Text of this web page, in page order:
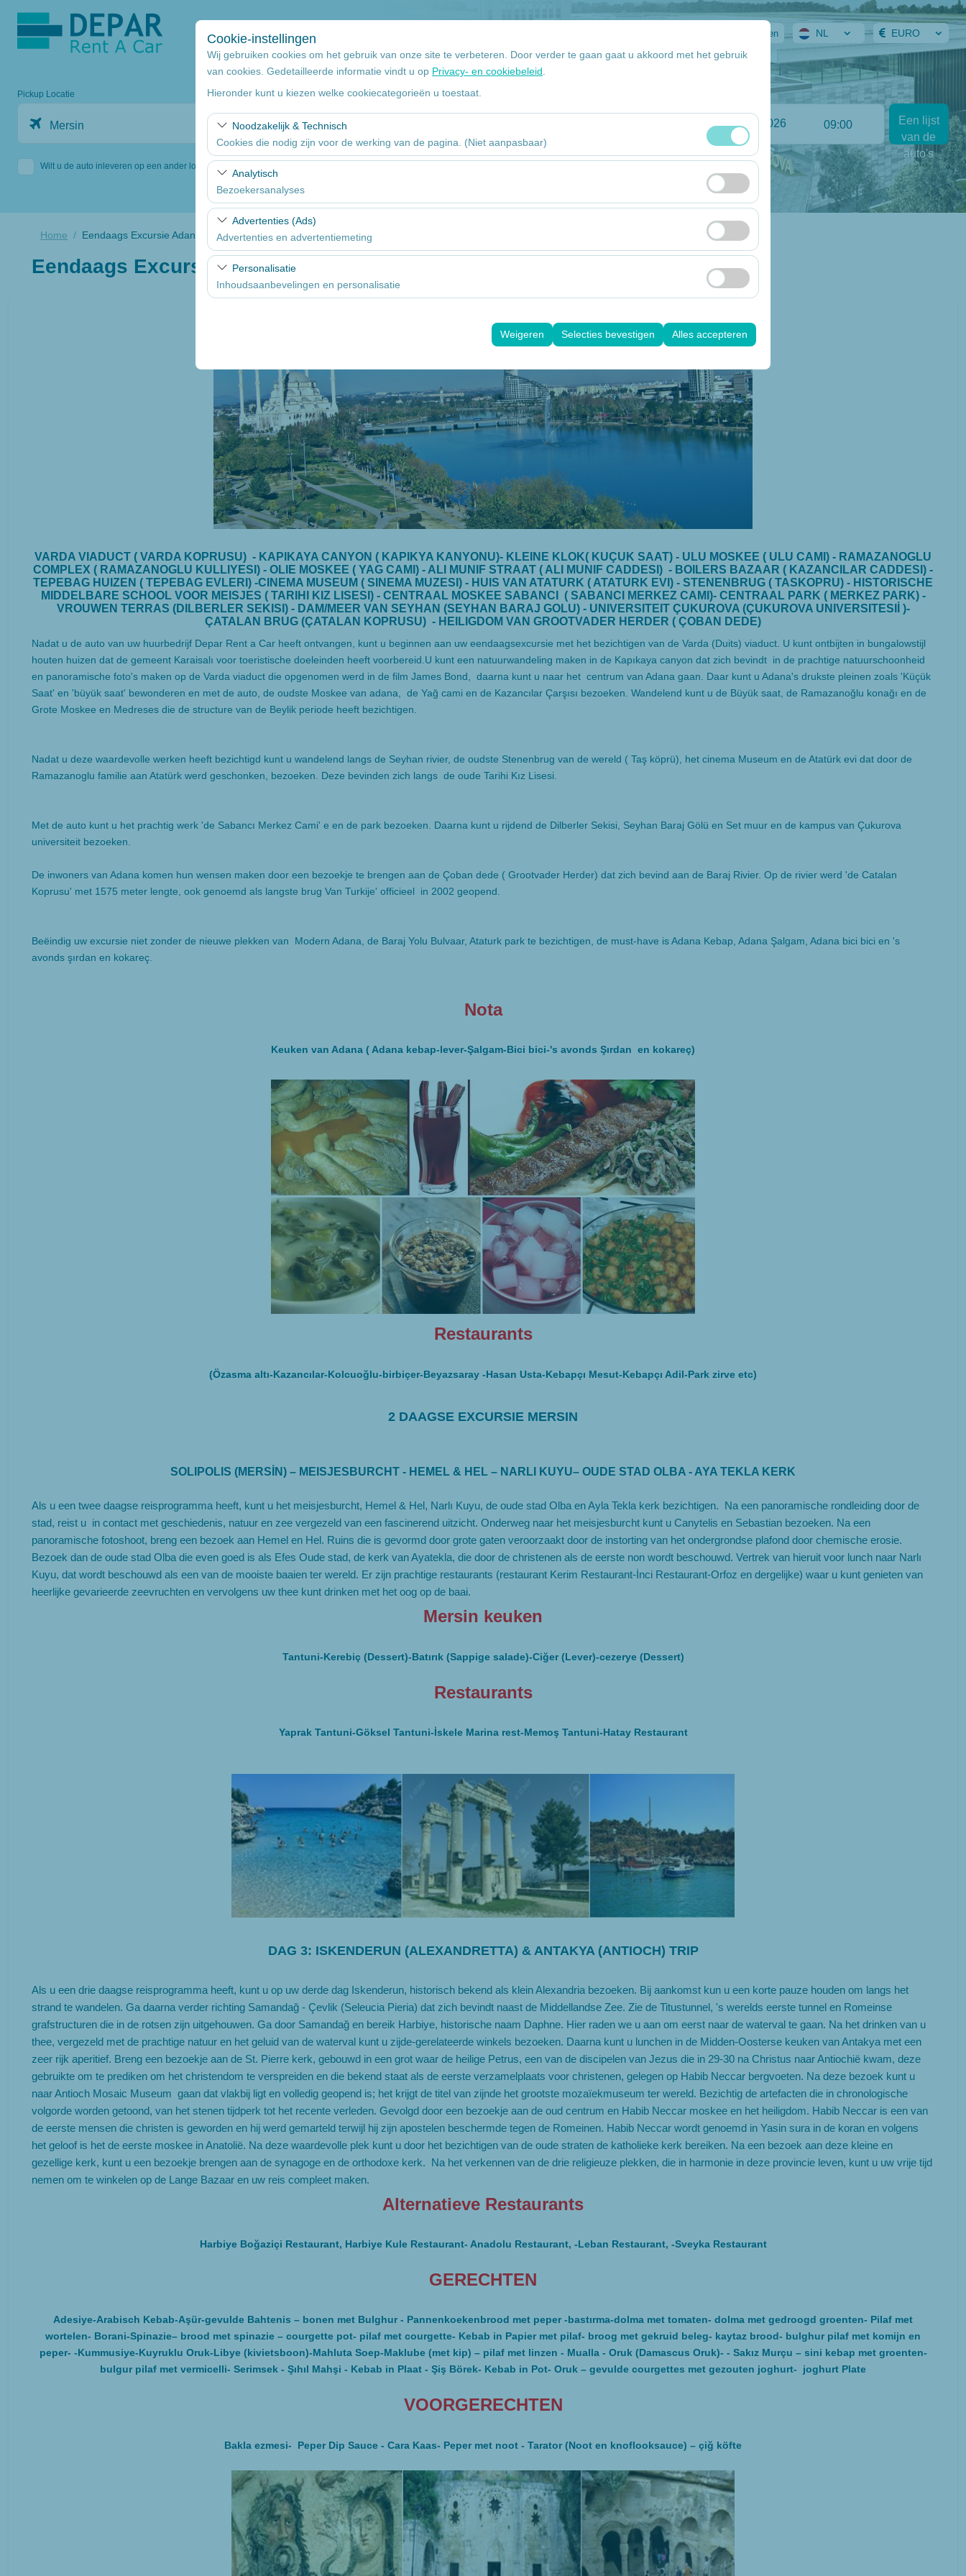
Cookie-instellingen
Wij gebruiken cookies om het gebruik van onze site te verbeteren. Door verder te gaan gaat u akkoord met het gebruik
van cookies. Gedetailleerde informatie vindt u op Privacy- en cookiebeleid
Hieronder kunt u kiezen welke cookiecategorieën u toestaat.
Noodzakelijk & Technisch
Cookies die nodig zijn voor de werking van de pagina. (Niet aanpasbaar)
Deze cookies zijn noodzakelijk voor het correct functioneren van de site, beveiliging, sessiebeheer en
basisfunctionaliteiten. Ze kunnen niet worden uitgeschakeld.
Analytisch
Bezoekersanalyses
Deze cookies stellen ons in staat te analyseren hoe onze website wordt gebruikt (aantal bezoekers, meest
bezochte pagina’s, gebruikersgedrag). Deze gegevens worden gebruikt om de prestaties van de website te meten
en de gebruikerservaring voortdurend te verbeteren.
Advertenties (Ads)
Advertenties en advertentiemeting
Deze cookies stellen ons in staat om gepersonaliseerde advertenties te tonen op basis van uw interesses en de
effectiviteit van onze advertentiecampagnes te meten (weergaven, klikfrequentie).
Personalisatie
Inhoudsaanbevelingen en personalisatie
door uw gebruikersinterface-instellingen, taalvoorkeuren en andere configuraties te behouden.
Weigeren Selecties bevestigen Alles accepteren
Aanmelden NL EURO
Pickup Locatie
Mersin
Wilt u de auto inleveren op een ander locatie
09:00
Een lijst
van de
auto's
Home Eendaags Excursie Adana
Eendaags Excursie Adana
EENDAAGS EXCURSIE ADANA
VARDA VIADUCT ( VARDA KOPRUSU) - KAPIKAYA CANYON ( KAPIKYA KANYONU)- KLEINE KLOK( KUÇUK SAAT) - ULU MOSKEE ( ULU CAMI) - RAMAZANOGLU
COMPLEX ( RAMAZANOGLU KULLIYESI) - OLIE MOSKEE ( YAG CAMI) - ALI MUNIF STRAAT ( ALI MUNIF CADDESI) - BOILERS BAZAAR ( KAZANCILAR CADDESI) -
TEPEBAG HUIZEN ( TEPEBAG EVLERI) -CINEMA MUSEUM ( SINEMA MUZESI) - HUIS VAN ATATURK ( ATATURK EVI) - STENENBRUG ( TASKOPRU) - HISTORISCHE
MIDDELBARE SCHOOL VOOR MEISJES ( TARIHI KIZ LISESI) - CENTRAAL MOSKEE SABANCI ( SABANCI MERKEZ CAMI)- CENTRAAL PARK ( MERKEZ PARK) -
VROUWEN TERRAS (DILBERLER SEKISI) - DAM/MEER VAN SEYHAN (SEYHAN BARAJ GOLU) - UNIVERSITEIT ÇUKUROVA (ÇUKUROVA UNIVERSITESIİ )-
ÇATALAN BRUG (ÇATALAN KOPRUSU) - HEILIGDOM VAN GROOTVADER HERDER ( ÇOBAN DEDE)
Nadat u de auto van uw huurbedrijf Depar Rent a Car heeft ontvangen, kunt u beginnen aan uw eendaagsexcursie met het bezichtigen van de Varda (Duits) viaduct. U kunt ontbijten in bungalowstijl
houten huizen dat de gemeent Karaisalı voor toeristische doeleinden heeft voorbereid.U kunt een natuurwandeling maken in de Kapıkaya canyon dat zich bevindt in de prachtige natuurschoonheid
en panoramische foto's maken op de Varda viaduct die opgenomen werd in de film James Bond, daarna kunt u naar het centrum van Adana gaan. Daar kunt u Adana's drukste pleinen zoals 'Küçük
Saat' en 'büyük saat' bewonderen en met de auto, de oudste Moskee van adana, de Yağ cami en de Kazancılar Çarşısı bezoeken. Wandelend kunt u de Büyük saat, de Ramazanoğlu konağı en de
Grote Moskee en Medreses die de structure van de Beylik periode heeft bezichtigen.
Nadat u deze waardevolle werken heeft bezichtigd kunt u wandelend langs de Seyhan rivier, de oudste Stenenbrug van de wereld ( Taş köprü), het cinema Museum en de Atatürk evi dat door de
Ramazanoglu familie aan Atatürk werd geschonken, bezoeken. Deze bevinden zich langs de oude Tarihi Kız Lisesi.
Met de auto kunt u het prachtig werk 'de Sabancı Merkez Cami' e en de park bezoeken. Daarna kunt u rijdend de Dilberler Sekisi, Seyhan Baraj Gölü en Set muur en de kampus van Çukurova
universiteit bezoeken.
De inwoners van Adana komen hun wensen maken door een bezoekje te brengen aan de Çoban dede ( Grootvader Herder) dat zich bevind aan de Baraj Rivier. Op de rivier werd 'de Catalan
Koprusu' met 1575 meter lengte, ook genoemd als langste brug Van Turkije' officieel in 2002 geopend.
Beëindig uw excursie niet zonder de nieuwe plekken van Modern Adana, de Baraj Yolu Bulvaar, Ataturk park te bezichtigen, de must-have is Adana Kebap, Adana Şalgam, Adana bici bici en 's
avonds şırdan en kokareç.
Nota
Keuken van Adana ( Adana kebap-lever-Şalgam-Bici bici-'s avonds Şırdan en kokareç)
Restaurants
(Özasma altı-Kazancılar-Kolcuoğlu-birbiçer-Beyazsaray -Hasan Usta-Kebapçı Mesut-Kebapçı Adil-Park zirve etc)
2 DAAGSE EXCURSIE MERSIN
SOLIPOLIS (MERSİN) – MEISJESBURCHT - HEMEL & HEL – NARLI KUYU– OUDE STAD OLBA - AYA TEKLA KERK
Als u een twee daagse reisprogramma heeft, kunt u het meisjesburcht, Hemel & Hel, Narlı Kuyu, de oude stad Olba en Ayla Tekla kerk bezichtigen. Na een panoramische rondleiding door de
stad, reist u in contact met geschiedenis, natuur en zee vergezeld van een fascinerend uitzicht. Onderweg naar het meisjesburcht kunt u Canytelis en Sebastian bezoeken. Na een
panoramische fotoshoot, breng een bezoek aan Hemel en Hel. Ruins die is gevormd door grote gaten veroorzaakt door de instorting van het ondergrondse plafond door chemische erosie.
Bezoek dan de oude stad Olba die even goed is als Efes Oude stad, de kerk van Ayatekla, die door de christenen als de eerste non wordt beschouwd. Vertrek van hieruit voor lunch naar Narlı
Kuyu, dat wordt beschouwd als een van de mooiste baaien ter wereld. Er zijn prachtige restaurants (restaurant Kerim Restaurant-İnci Restaurant-Orfoz en dergelijke) waar u kunt genieten van
heerlijke gevarieerde zeevruchten en vervolgens uw thee kunt drinken met het oog op de baai.
Mersin keuken
Tantuni-Kerebiç (Dessert)-Batırık (Sappige salade)-Ciğer (Lever)-cezerye (Dessert)
Restaurants
Yaprak Tantuni-Göksel Tantuni-İskele Marina rest-Memoş Tantuni-Hatay Restaurant
DAG 3: ISKENDERUN (ALEXANDRETTA) & ANTAKYA (ANTIOCH) TRIP
Als u een drie daagse reisprogramma heeft, kunt u op uw derde dag Iskenderun, historisch bekend als klein Alexandria bezoeken. Bij aankomst kun u een korte pauze houden om langs het
strand te wandelen. Ga daarna verder richting Samandağ - Çevlik (Seleucia Pieria) dat zich bevindt naast de Middellandse Zee. Zie de Titustunnel, 's werelds eerste tunnel en Romeinse
grafstructuren die in de rotsen zijn uitgehouwen. Ga door Samandağ en bereik Harbiye, historische naam Daphne. Hier raden we u aan om eerst naar de waterval te gaan. Na het drinken van u
thee, vergezeld met de prachtige natuur en het geluid van de waterval kunt u zijde-gerelateerde winkels bezoeken. Daarna kunt u lunchen in de Midden-Oosterse keuken van Antakya met een
zeer rijk aperitief. Breng een bezoekje aan de St. Pierre kerk, gebouwd in een grot waar de heilige Petrus, een van de discipelen van Jezus die in 29-30 na Christus naar Antiochië kwam, deze
gebruikte om te prediken om het christendom te verspreiden en die bekend staat als de eerste verzamelplaats voor christenen, gelegen op Habib Neccar bergvoeten. Na deze bezoek kunt u
naar Antioch Mosaic Museum gaan dat vlakbij ligt en volledig geopend is; het krijgt de titel van zijnde het grootste mozaïekmuseum ter wereld. Bezichtig de artefacten die in chronologische
volgorde worden getoond, van het stenen tijdperk tot het recente verleden. Gevolgd door een bezoekje aan de oud centrum en Habib Neccar moskee en het heiligdom. Habib Neccar is een van
de eerste mensen die christen is geworden en hij werd gemarteld terwijl hij zijn apostelen beschermde tegen de Romeinen. Habib Neccar wordt genoemd in Yasin sura in de koran en volgens
het geloof is het de eerste moskee in Anatolië. Na deze waardevolle plek kunt u door het bezichtigen van de oude straten de katholieke kerk bereiken. Na een bezoek aan deze kleine en
gezellige kerk, kunt u een bezoekje brengen aan de synagoge en de orthodoxe kerk. Na het verkennen van de drie religieuze plekken, die in harmonie in deze provincie leven, kunt u uw vrije tijd
nemen om te winkelen op de Lange Bazaar en uw reis compleet maken.
Alternatieve Restaurants
Harbiye Boğaziçi Restaurant, Harbiye Kule Restaurant- Anadolu Restaurant, -Leban Restaurant, -Sveyka Restaurant
GERECHTEN
Adesiye-Arabisch Kebab-Aşür-gevulde Bahtenis – bonen met Bulghur - Pannenkoekenbrood met peper -bastırma-dolma met tomaten- dolma met gedroogd groenten- Pilaf met
wortelen- Borani-Spinazie– brood met spinazie – courgette pot- pilaf met courgette- Kebab in Papier met pilaf- broog met gekruid beleg- kaytaz brood- bulghur pilaf met komijn en
peper- -Kummusiye-Kuyruklu Oruk-Libye (kivietsboon)-Mahluta Soep-Maklube (met kip) – pilaf met linzen - Mualla - Oruk (Damascus Oruk)- - Sakız Murçu – sini kebap met groenten-
bulgur pilaf met vermicelli- Serimsek - Şıhıl Mahşi - Kebab in Plaat - Şiş Börek- Kebab in Pot- Oruk – gevulde courgettes met gezouten joghurt- joghurt Plate
VOORGERECHTEN
Bakla ezmesi- Peper Dip Sauce - Cara Kaas- Peper met noot - Tarator (Noot en knoflooksauce) – çiğ köfte